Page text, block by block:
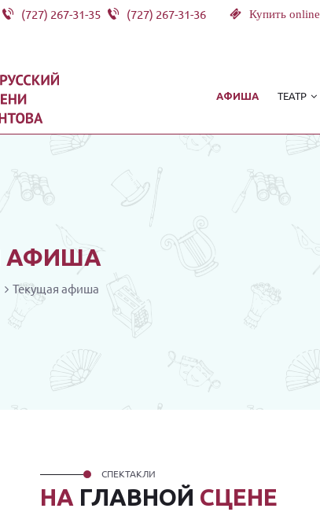
(727) 267-31-35 (727) 267-31-36 Купить online
АФИША ТЕАТР
АФИША
Текущая афиша
НА ГЛАВНОЙ СЦЕНЕ
СПЕКТАКЛИ